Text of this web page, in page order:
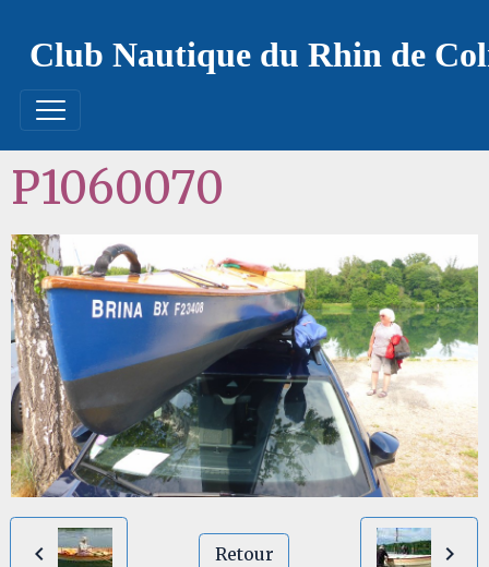
Club Nautique du Rhin de
P1060070
Retour